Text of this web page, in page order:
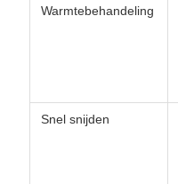
Warmtebehandeling
Snel snijden